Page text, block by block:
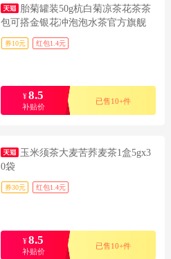
胎菊罐装50g杭白菊凉茶花茶茶
包可搭金银花冲泡泡水茶官方旗舰
券10元 红包1.4元
¥8.5
补贴价
已售10+件
玉米须茶大麦苦荞麦茶1盒5gx3
0袋
券30元 红包1.4元
¥8.5
补贴价
已售10+件